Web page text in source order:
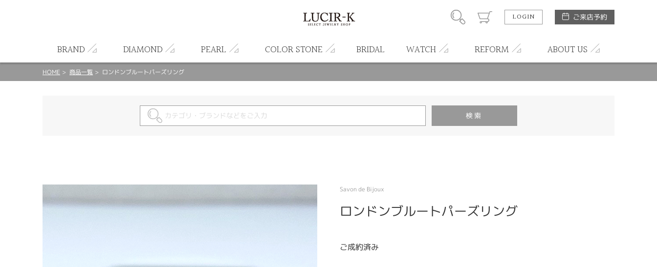
LOGIN ご来店予約
BRAND DIAMOND PEARL COLOR STONE BRIDAL WATCH REFORM ABOUT US
HOME 商品一覧 ロンドンブルートパーズリング
Savon de Bijoux
ロンドンブルートパーズリング
ご成約済み